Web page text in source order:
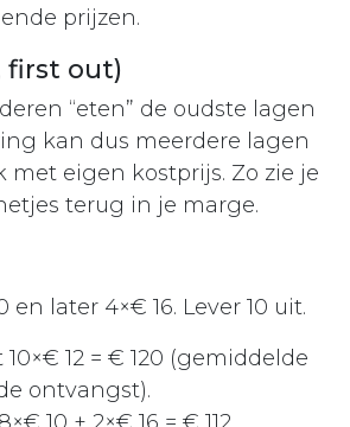
prijzen.
first out)
“eten” de oudste lagen
kan dus meerdere lagen
met eigen kostprijs. Zo zie je
terug in je marge.
en later 4×€ 16. Lever 10 uit.
10×€ 12 = € 120 (gemiddelde
ontvangst).